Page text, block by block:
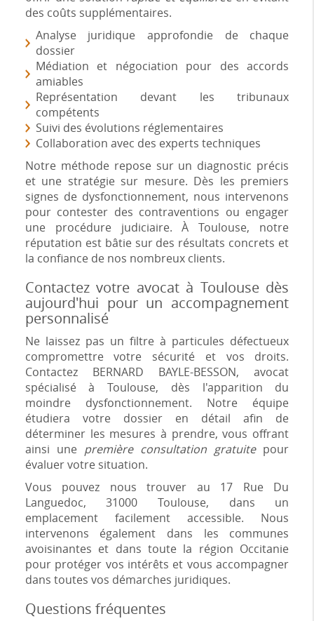
des coûts supplémentaires.
Analyse juridique approfondie de chaque
dossier
Médiation et négociation pour des accords
amiables
Représentation devant les tribunaux
compétents
Suivi des évolutions réglementaires
Collaboration avec des experts techniques
Notre méthode repose sur un diagnostic précis
et une stratégie sur mesure. Dès les premiers
signes de dysfonctionnement, nous intervenons
pour contester des contraventions ou engager
une procédure judiciaire. À Toulouse, notre
réputation est bâtie sur des résultats concrets et
la confiance de nos nombreux clients.
Contactez votre avocat à Toulouse dès
aujourd'hui pour un accompagnement
personnalisé
Ne laissez pas un filtre à particules défectueux
compromettre votre sécurité et vos droits.
Contactez BERNARD BAYLE-BESSON, avocat
spécialisé à Toulouse, dès l'apparition du
moindre dysfonctionnement. Notre équipe
étudiera votre dossier en détail afin de
déterminer les mesures à prendre, vous offrant
ainsi une première consultation gratuitepour
évaluer votre situation.
Vous pouvez nous trouver au 17 Rue Du
Languedoc, 31000 Toulouse, dans un
emplacement facilement accessible. Nous
intervenons également dans les communes
avoisinantes et dans toute la région Occitanie
pour protéger vos intérêts et vous accompagner
dans toutes vos démarches juridiques.
Questions fréquentes